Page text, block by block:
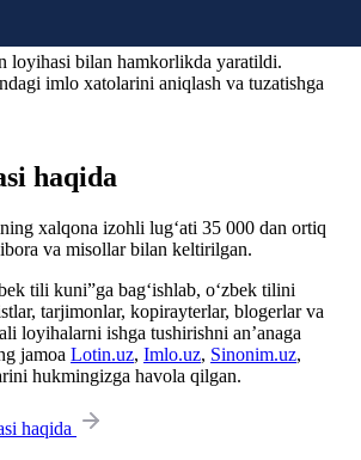
loyihasi bilan hamkorlikda yaratildi.
imlo xatolarini aniqlash va tuzatishga
haqida
xalqona izohli lug‘ati 35 000 dan ortiq
va misollar bilan keltirilgan.
tili kuni”ga bag‘ishlab, o‘zbek tilini
tarjimonlar, kopirayterlar, blogerlar va
loyihalarni ishga tushirishni an’anaga
jamoa Lotin.uz, Imlo.uz, Sinonim.uz,
hukmingizga havola qilgan.
haqida